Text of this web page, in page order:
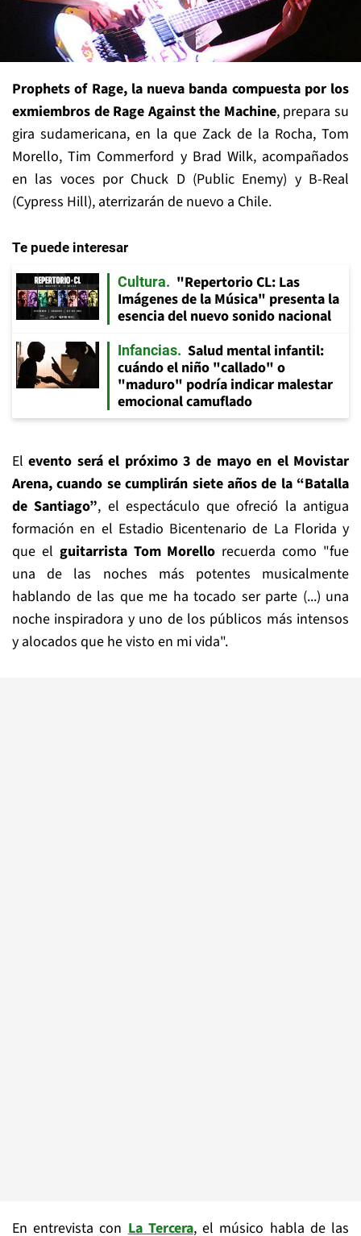
Prophets of Rage, la nueva banda compuesta por los
exmiembros de Rage Against the Machine, prepara su
gira sudamericana, en la que Zack de la Rocha, Tom
Morello, Tim Commerford y Brad Wilk, acompañados
en las voces por Chuck D (Public Enemy) y B-Real
(Cypress Hill), aterrizarán de nuevo a Chile.
Te puede interesar
Cultura
"Repertorio CL: Las
Imágenes de la Música" presenta la
esencia del nuevo sonido nacional
Infancias
Salud mental infantil:
cuándo el niño "callado" o
"maduro" podría indicar malestar
emocional camuflado
Elevento será el próximo 3 de mayo en el Movistar
Arena, cuando se cumplirán siete años de la “Batalla
de Santiago”, el espectáculo que ofreció la antigua
formación en el Estadio Bicentenario de La Florida y
que el guitarrista Tom Morello recuerda como "fue
una de las noches más potentes musicalmente
hablando de las que me ha tocado ser parte (...) una
noche inspiradora y uno de los públicos más intensos
y alocados que he visto en mi vida".
En entrevista conLa Tercera, el músico habla de las